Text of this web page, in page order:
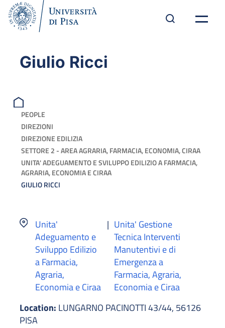
Giulio Ricci
PEOPLE
DIREZIONI
DIREZIONE EDILIZIA
SETTORE 2 - AREA AGRARIA, FARMACIA, ECONOMIA, CIRAA
UNITA' ADEGUAMENTO E SVILUPPO EDILIZIO A FARMACIA,
AGRARIA, ECONOMIA E CIRAA
GIULIO RICCI
Unita'
Adeguamento e
Sviluppo Edilizio
a Farmacia,
Agraria,
Economia e Ciraa
| Unita' Gestione
Tecnica Interventi
Manutentivi e di
Emergenza a
Farmacia, Agraria,
Economia e Ciraa
Location: LUNGARNO PACINOTTI 43/44, 56126
PISA